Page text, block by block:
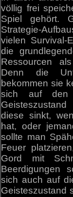
völlig frei
Spiel gehört.
Strategie-
vielen Survival-
die
Ressourcen
Denn die
bekommen sie
sich auf den
diese sinkt,
hat, oder
sollte man
Feuer
Gord mit
Beerdigungen
sich auch auf
Geisteszustand